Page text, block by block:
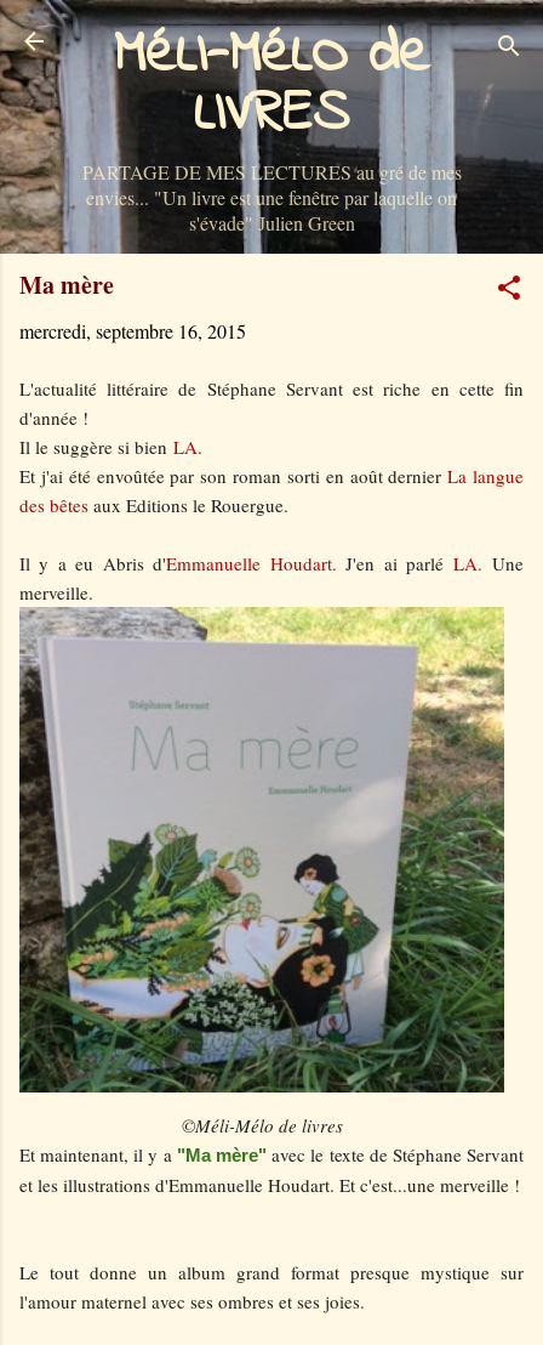
Accéder au contenu principal
MéLI-MéLO de
LIVRES
PARTAGE DE MES LECTURES au gré de mes
envies... "Un livre est une fenêtre par laquelle on
s'évade" Julien Green
Ma mère
mercredi, septembre 16, 2015
L'actualité littéraire de Stéphane Servant est riche en cette fin
d'année !
Il le suggère si bien LA.
Et j'ai été envoûtée par son roman sorti en août dernierLa langue
des bêtes aux Editions le Rouergue.
Il y a eu Abris d'Emmanuelle Houdart. J'en ai parlé LA. Une
merveille.
©Méli-Mélo de livres
Et maintenant, il y a "Ma mère" avec le texte de Stéphane Servant
et les illustrations d'Emmanuelle Houdart. Et c'est...une merveille !
Le tout donne un album grand format presque mystique sur
l'amour maternel avec ses ombres et ses joies.